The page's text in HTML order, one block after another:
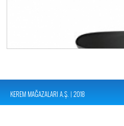
KEREM MAĞAZALARI A.Ş. | 2018